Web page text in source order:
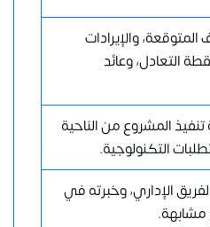
المتوقعة، والإيرادات
التعادل، وعائد
المشروع من الناحية
التكنولوجية.
الإداري، وخبرته في
مشابهة.